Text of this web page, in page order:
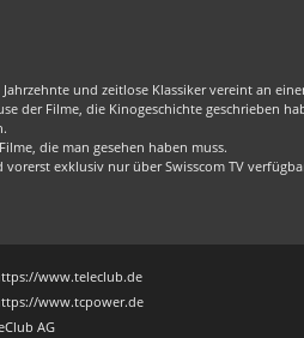
und zeitlose Klassiker vereint an
der Filme, die Kinogeschichte geschrieben
die man gesehen haben muss.
vorerst exklusiv nur über Swisscom TV
www.teleclub.de
www.tcpower.de
AG